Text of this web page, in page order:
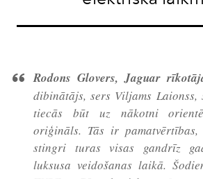
Rodons Glovers, Jaguar
dibinātājs, sers Viljams Laionss,
tiecās būt uz nākotni
oriģināls. Tās ir
stingri turas visas gandrīz
luksusa veidošanas laikā.